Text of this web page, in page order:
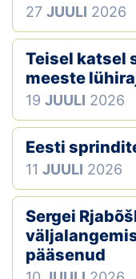
27 JUULI 2026
Teisel katsel
meeste
19 JUULI 2026
Eesti
11 JUULI 2026
Sergei
pääsenud